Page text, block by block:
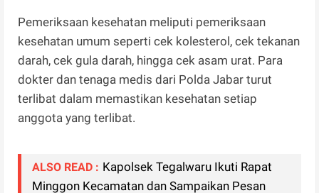
Pemeriksaan kesehatan meliputi pemeriksaan
kesehatan umum seperti cek kolesterol, cek tekanan
darah, cek gula darah, hingga cek asam urat. Para
dokter dan tenaga medis dari Polda Jabar turut
terlibat dalam memastikan kesehatan setiap
anggota yang terlibat.
ALSO READ : Kapolsek Tegalwaru Ikuti Rapat
Minggon Kecamatan dan Sampaikan Pesan